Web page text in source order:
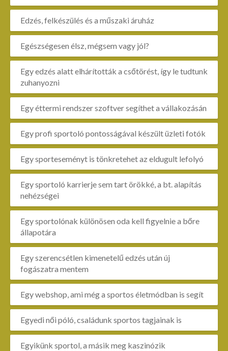
Edzés, felkészülés és a műszaki áruház
Egészségesen élsz, mégsem vagy jól?
Egy edzés alatt elhárították a csőtörést, így le tudtunk
zuhanyozni
Egy éttermi rendszer szoftver segíthet a vállakozásán
Egy profi sportoló pontosságával készült üzleti fotók
Egy sporteseményt is tönkretehet az eldugult lefolyó
Egy sportoló karrierje sem tart örökké, a bt. alapítás
nehézségei
Egy sportolónak különösen oda kell figyelnie a bőre
állapotára
Egy szerencsétlen kimenetelű edzés után új
fogászatra mentem
Egy webshop, ami még a sportos életmódban is segít
Egyedi női póló, családunk sportos tagjainak is
Egyikünk sportol, a másik meg kaszinózik